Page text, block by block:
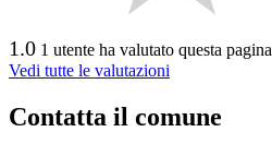
1.0 1 utente ha valutato questa pagina
Vedi tutte le valutazioni
Contatta il comune